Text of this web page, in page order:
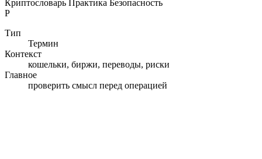
Криптословарь Практика Безопасность
P
Тип
Термин
Контекст
кошельки, биржи, переводы, риски
Главное
проверить смысл перед операцией